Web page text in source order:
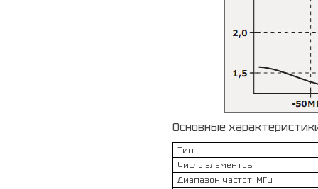
Основные
Тип
Число элементов
Диапазон частот, МГц